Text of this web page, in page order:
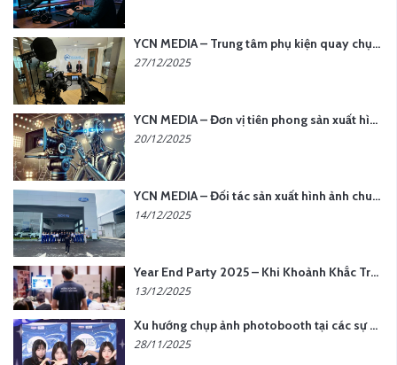
YCN MEDIA – Trung tâm phụ kiện quay chụp tại Hà Nội
27/12/2025
YCN MEDIA – Đơn vị tiên phong sản xuất hình ảnh & âm thanh bằng AI tại Hà Nội
20/12/2025
YCN MEDIA – Đối tác sản xuất hình ảnh chuyên nghiệp cho doanh nghiệp tại Hà Nội
14/12/2025
Year End Party 2025 – Khi Khoảnh Khắc Trở Thành Dấu Ấn | Gói Ưu Đãi Tháng 12 Từ YCN Media
13/12/2025
Xu hướng chụp ảnh photobooth tại các sự kiện hiện nay
28/11/2025